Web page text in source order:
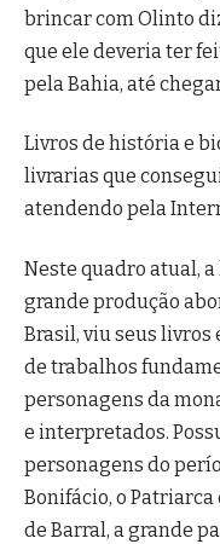
brincar com Olinto
que ele deveria ter
pela Bahia, até
Livros de história e
livrarias que
atendendo pela
Neste quadro atual,
grande produção
Brasil, viu seus livros
de trabalhos
personagens da
e interpretados.
personagens do
Bonifácio, o Patriarca
de Barral, a grande